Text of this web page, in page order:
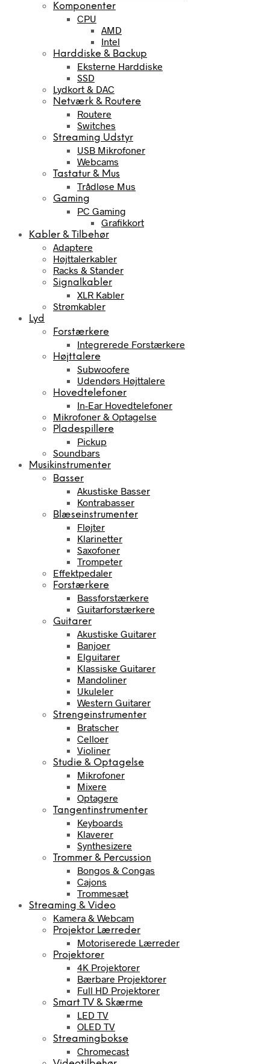
Komponenter
CPU
AMD
Intel
Harddiske & Backup
Eksterne Harddiske
SSD
Lydkort & DAC
Netværk & Routere
Routere
Switches
Streaming Udstyr
USB Mikrofoner
Webcams
Tastatur & Mus
Trådløse Mus
Gaming
PC Gaming
Grafikkort
Kabler & Tilbehør
Adaptere
Højttalerkabler
Racks & Stander
Signalkabler
XLR Kabler
Strømkabler
Lyd
Forstærkere
Integrerede Forstærkere
Højttalere
Subwoofere
Udendørs Højttalere
Hovedtelefoner
In-Ear Hovedtelefoner
Mikrofoner & Optagelse
Pladespillere
Pickup
Soundbars
Musikinstrumenter
Basser
Akustiske Basser
Kontrabasser
Blæseinstrumenter
Fløjter
Klarinetter
Saxofoner
Trompeter
Effektpedaler
Forstærkere
Bassforstærkere
Guitarforstærkere
Guitarer
Akustiske Guitarer
Banjoer
Elguitarer
Klassiske Guitarer
Mandoliner
Ukuleler
Western Guitarer
Strengeinstrumenter
Bratscher
Celloer
Violiner
Studie & Optagelse
Mikrofoner
Mixere
Optagere
Tangentinstrumenter
Keyboards
Klaverer
Synthesizere
Trommer & Percussion
Bongos & Congas
Cajons
Trommesæt
Streaming & Video
Kamera & Webcam
Projektor Lærreder
Motoriserede Lærreder
Projektorer
4K Projektorer
Bærbare Projektorer
Full HD Projektorer
Smart TV & Skærme
LED TV
OLED TV
Streamingbokse
Chromecast